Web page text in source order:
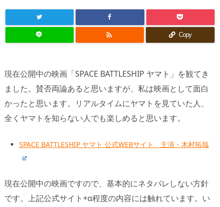
 Copy
現在公開中の映画「SPACE BATTLESHIP ヤマト」を観てき
ました。賛否両論あると思いますが、私は映画として面白
かったと思います。リアルタイムにヤマトを見ていた人、
全くヤマトを知らない人でも楽しめると思います。
SPACE BATTLESHIP ヤマト 公式WEBサイト 主演・木村拓哉
現在公開中の映画ですので、基本的にネタバレしない方針
です。上記公式サイト+α程度の内容には触れています。い